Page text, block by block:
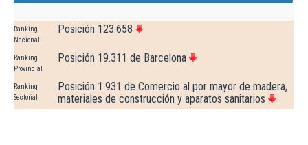
Ranking
Nacional
Posición 123.658
Ranking
Provincial
Posición 19.311 de Barcelona
Ranking
Sectorial
Posición 1.931 de Comercio al por mayor de madera,
materiales de construcción y aparatos sanitarios